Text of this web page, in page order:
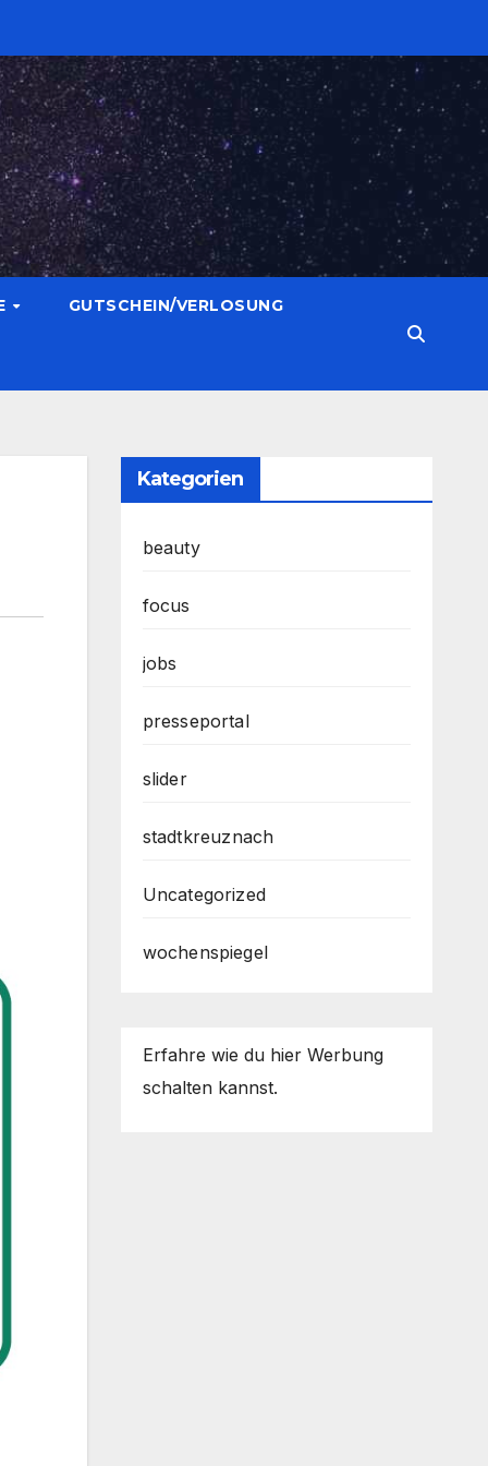
GUTSCHEIN/VERLOSUNG
Kategorien
beauty
focus
jobs
presseportal
slider
stadtkreuznach
Uncategorized
wochenspiegel
Erfahre wie du hier Werbung
schalten kannst.